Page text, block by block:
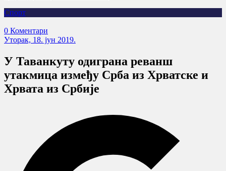
Спорт
0 Коментари
Уторак, 18. јун 2019.
У Таванкуту одиграна реванш
утакмица између Срба из Хрватске и
Хрвата из Србије